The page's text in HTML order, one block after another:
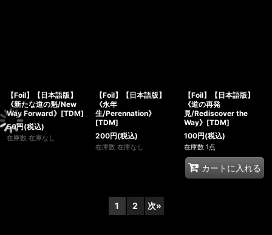
【Foil】【日本語版】
《新たな道の魁/New
Way Forward》[TDM]
50円(税込)
在庫数 在庫なし
【Foil】【日本語版】
《永年
生/Perennation》
[TDM]
200円(税込)
在庫数 在庫なし
【Foil】【日本語版】
《道の再発
見/Rediscover the
Way》[TDM]
100円(税込)
在庫数 1点
カートに入れる
1 2 次»